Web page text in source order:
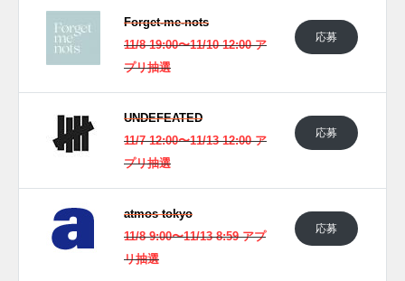
日本国内では2022年11月14日よりナイキ取扱店にて再販予
定。 新たな情報が分かり次第、スニーカーウォーズの
Twitter
Facebook などで報告したい。
(pic. lacedbrisbane)
Forget-me-nots
11/8 19:00〜11/10 12:00 ア
プリ抽選
応募
UNDEFEATED
11/7 12:00〜11/13 12:00 ア
プリ抽選
応募
atmos tokyo
11/8 9:00〜11/13 8:59 アプ
リ抽選
応募